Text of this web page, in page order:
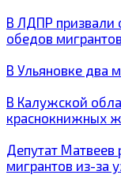
В ЛДПР призвали
обедов
В Ульяновке два
В Калужской
краснокнижных
Депутат Матвеев
мигрантов из-за